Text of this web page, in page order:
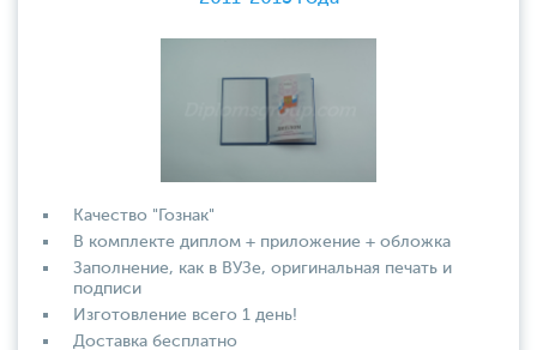
Качество "Гознак"
В комплекте диплом + приложение + обложка
Заполнение, как в ВУЗе, оригинальная печать и
подписи
Изготовление всего 1 день!
Доставка бесплатно